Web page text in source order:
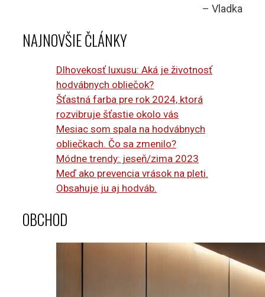
Vladka
NAJNOVŠIE ČLÁNKY
Dlhovekosť luxusu: Aká je životnosť
hodvábnych obliečok?
Šťastná farba pre rok 2024, ktorá
rozvibruje šťastie okolo vás
Mesiac som spala na hodvábnych
obliečkach. Čo sa zmenilo?
Módne trendy: jeseň/zima 2023
Meď ako prevencia vrások na pleti.
Obsahuje ju aj hodváb.
OBCHOD